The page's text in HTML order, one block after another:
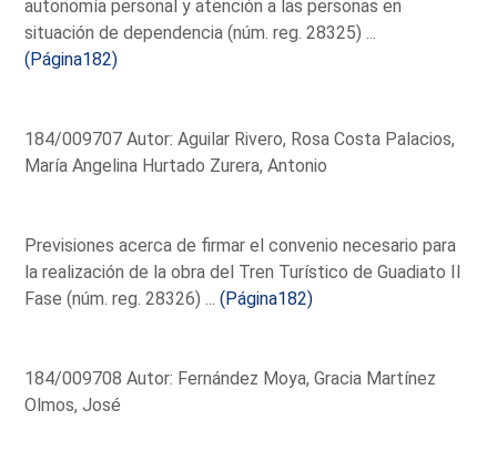
autonomía personal y atención a las personas en
situación de dependencia (núm. reg. 28325) ...
(Página182)
184/009707 Autor: Aguilar Rivero, Rosa Costa Palacios,
María Angelina Hurtado Zurera, Antonio
Previsiones acerca de firmar el convenio necesario para
la realización de la obra del Tren Turístico de Guadiato II
Fase (núm. reg. 28326) ...(Página182)
184/009708 Autor: Fernández Moya, Gracia Martínez
Olmos, José